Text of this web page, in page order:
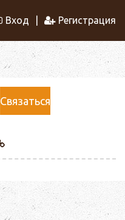
Вход Регистрация
Связаться